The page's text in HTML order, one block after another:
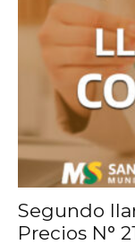
Segundo
Precios N°